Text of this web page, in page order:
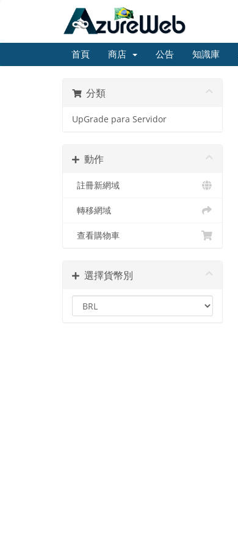
首頁 商店 公告 知識庫
分類
UpGrade para Servidor
動作
註冊新網域
轉移網域
查看購物車
選擇貨幣別